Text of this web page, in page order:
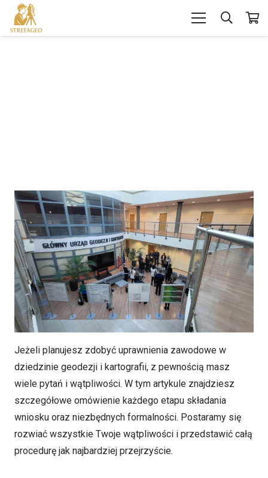
Jeżeli planujesz zdobyć uprawnienia zawodowe w
dziedzinie geodezji i kartografii, z pewnością masz
wiele pytań i wątpliwości. W tym artykule znajdziesz
szczegółowe omówienie każdego etapu składania
wniosku oraz niezbędnych formalności. Postaramy się
rozwiać wszystkie Twoje wątpliwości i przedstawić całą
procedurę jak najbardziej przejrzyście.